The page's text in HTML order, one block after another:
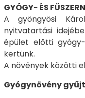
GYÓGY- ÉS
A gyöngyösi
nyitvatartási
épület előtti
kertünk.
A növények közötti
Gyógynövény